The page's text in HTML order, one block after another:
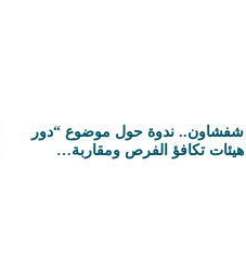
شفشاون.. ندوة حول موضوع “دور
هيئات تكافؤ الفرص ومقاربة…